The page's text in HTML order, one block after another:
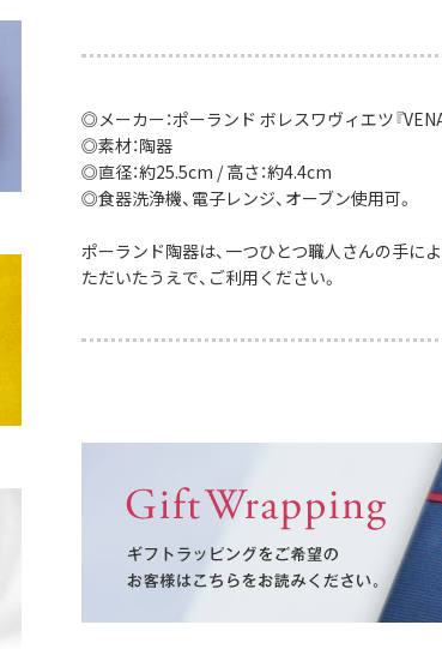
◎メーカー：ポーランド ボレスワヴィエツ『
◎素材：陶器
◎直径：約25.5cm / 高さ：約4.4cm
◎食器洗浄機、電子レンジ、オーブン使用可。
ポーランド陶器は、一つひとつ職人さんの手に
ただいたうえで、ご利用ください。